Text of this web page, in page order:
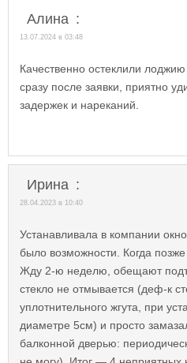
Алина :
13.07.2024 в 03:48
Качественно остеклили
сразу после заявки, приятно
задержек и нареканий.
Ирина :
28.04.2023 в 10:40
Устанавливала в компании
было возможности. Когда
Жду 2-ю неделю, обещают
стекло не отмывается (деф-к
уплотнительного жгута, при
диаметре 5см) и просто
балконной дверью: